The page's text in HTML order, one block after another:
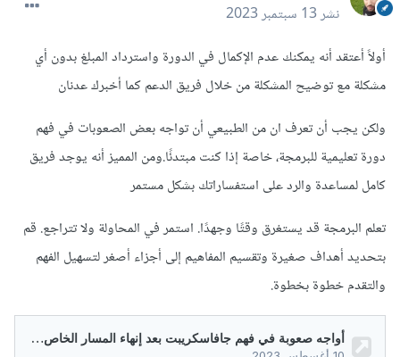
نشر13 سبتمبر 2023
أولاً أعتقد أنه يمكنك عدم الإكمال في الدورة واسترداد المبلغ بدون أي
مشكلة مع توضيح المشكلة من خلال فريق الدعم كما أخبرك عدنان
ولكن يجب أن تعرف ان من الطبيعي أن تواجه بعض الصعوبات في فهم
دورة تعليمية للبرمجة، خاصة إذا كنت مبتدئًا.ومن المميز أنه يوجد فريق
كامل لمساعدة والرد على استفساراتك بشكل مستمر
تعلم البرمجة قد يستغرق وقتًا وجهدًا. استمر في المحاولة ولا تتراجع. قم
بتحديد أهداف صغيرة وتقسيم المفاهيم إلى أجزاء أصغر لتسهيل الفهم
والتقدم خطوة بخطوة.